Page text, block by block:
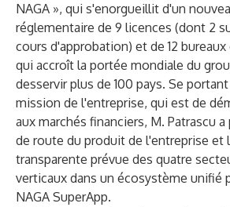
NAGA », qui s'enorgueillit d'un
réglementaire de 9 licences (dont 2
cours d'approbation) et de 12
qui accroît la portée mondiale du
desservir plus de 100 pays. Se
mission de l'entreprise, qui est de
aux marchés financiers, M. Patrascu
de route du produit de l'entreprise et
transparente prévue des quatre
verticaux dans un écosystème unifié
NAGA SuperApp.